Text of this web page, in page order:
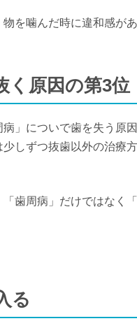
を噛んだ時に違和感が
く原因の第3位
」についで歯を失う原
しずつ抜歯以外の治療
歯周病」だけではなく
る